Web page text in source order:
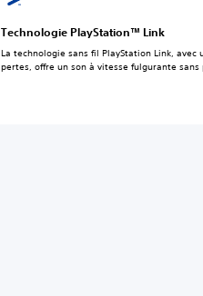
Technologie PlayStation™ Link
La technologie sans fil PlayStation Link,
pertes, offre un son à vitesse fulgurante